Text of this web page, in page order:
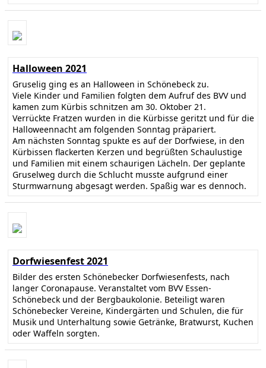
Halloween 2021
Gruselig ging es an Halloween in Schönebeck zu.
Viele Kinder und Familien folgten dem Aufruf des BVV und
kamen zum Kürbis schnitzen am 30. Oktober 21.
Verrückte Fratzen wurden in die Kürbisse geritzt und für die
Halloweennacht am folgenden Sonntag präpariert.
Am nächsten Sonntag spukte es auf der Dorfwiese, in den
Kürbissen flackerten Kerzen und begrüßten Schaulustige
und Familien mit einem schaurigen Lächeln. Der geplante
Gruselweg durch die Schlucht musste aufgrund einer
Sturmwarnung abgesagt werden. Spaßig war es dennoch.
Dorfwiesenfest 2021
Bilder des ersten Schönebecker Dorfwiesenfests, nach
langer Coronapause. Veranstaltet vom BVV Essen-
Schönebeck und der Bergbaukolonie. Beteiligt waren
Schönebecker Vereine, Kindergärten und Schulen, die für
Musik und Unterhaltung sowie Getränke, Bratwurst, Kuchen
oder Waffeln sorgten.